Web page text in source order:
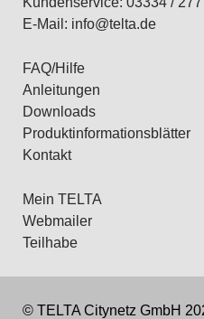
E-Mail: info@telta.de
FAQ/Hilfe
Anleitungen
Downloads
Produktinformationsblätter
Kontakt
Mein TELTA
Webmailer
Teilhabe
© TELTA Citynetz GmbH